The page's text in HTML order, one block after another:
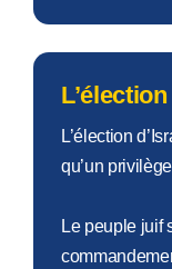
L’élection
L’élection
qu’un
Le peuple juif